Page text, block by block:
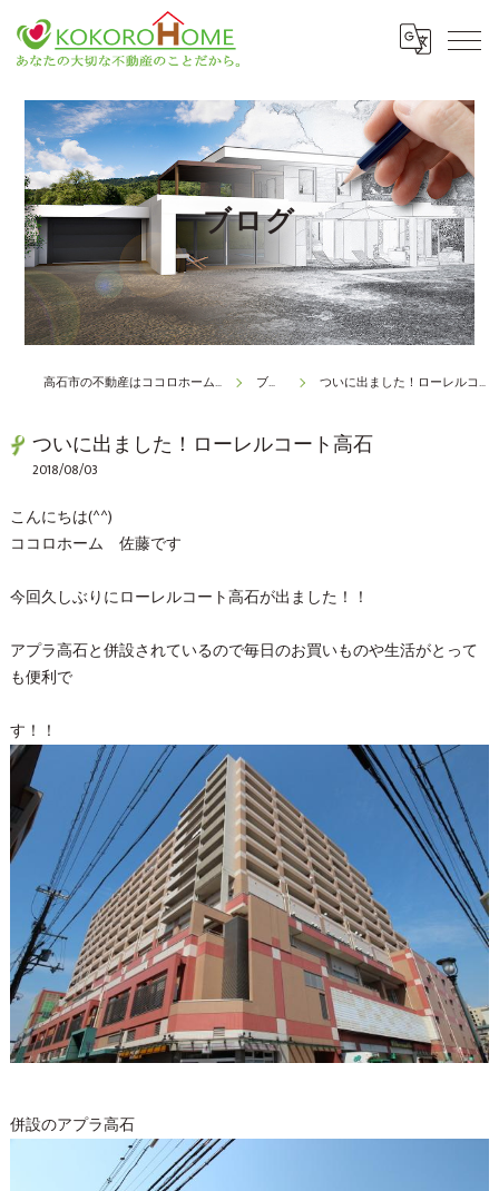
ブログ
高石市の不動産はココロホーム株式会社 ブログ ついに出ました！ローレルコート高石
ついに出ました！ローレルコート高石
2018/08/03
こんにちは(^^)
ココロホーム 佐藤です
今回久しぶりにローレルコート高石が出ました！！
アプラ高石と併設されているので毎日のお買いものや生活がとって
も便利で
す！！
併設のアプラ高石